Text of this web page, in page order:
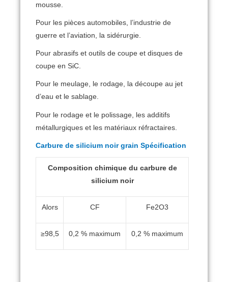
mousse.
Pour les pièces automobiles, l’industrie de
guerre et l’aviation, la sidérurgie.
Pour abrasifs et outils de coupe et disques de
coupe en SiC.
Pour le meulage, le rodage, la découpe au jet
d’eau et le sablage.
Pour le rodage et le polissage, les additifs
métallurgiques et les matériaux réfractaires.
Carbure de silicium noir grain Spécification
Composition chimique du carbure de
silicium noir
Alors CF Fe2O3
≥98,5 0,2 % maximum 0,2 % maximum